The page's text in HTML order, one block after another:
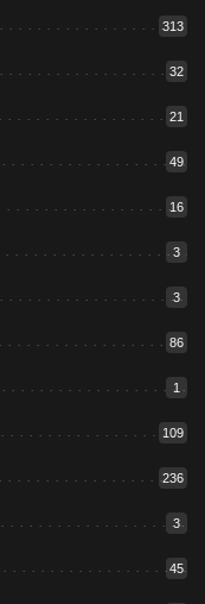
313
32
21
49
16
3
3
86
1
109
236
3
45